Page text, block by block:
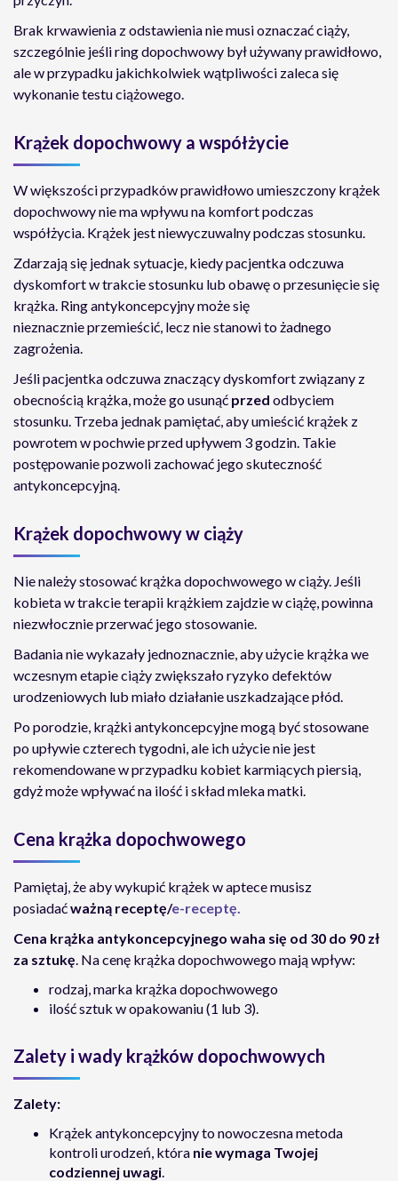
Brak krwawienia z odstawienia nie musi oznaczać ciąży,
szczególnie jeśli ring dopochwowy był używany prawidłowo,
ale w przypadku jakichkolwiek wątpliwości zaleca się
wykonanie testu ciążowego.
Krążek dopochwowy a współżycie
W większości przypadków prawidłowo umieszczony krążek
dopochwowy nie ma wpływu na komfort podczas
współżycia. Krążek jest niewyczuwalny podczas stosunku.
Zdarzają się jednak sytuacje, kiedy pacjentka odczuwa
dyskomfort w trakcie stosunku lub obawę o przesunięcie się
krążka. Ring antykoncepcyjny może się
nieznacznie przemieścić, lecz nie stanowi to żadnego
zagrożenia.
Jeśli pacjentka odczuwa znaczący dyskomfort związany z
obecnością krążka, może go usunąć przed odbyciem
stosunku. Trzeba jednak pamiętać, aby umieścić krążek z
powrotem w pochwie przed upływem 3 godzin. Takie
postępowanie pozwoli zachować jego skuteczność
antykoncepcyjną.
Krążek dopochwowy w ciąży
Nie należy stosować krążka dopochwowego w ciąży. Jeśli
kobieta w trakcie terapii krążkiem zajdzie w ciążę, powinna
niezwłocznie przerwać jego stosowanie.
Badania nie wykazały jednoznacznie, aby użycie krążka we
wczesnym etapie ciąży zwiększało ryzyko defektów
urodzeniowych lub miało działanie uszkadzające płód.
Po porodzie, krążki antykoncepcyjne mogą być stosowane
po upływie czterech tygodni, ale ich użycie nie jest
rekomendowane w przypadku kobiet karmiących piersią,
gdyż może wpływać na ilość i skład mleka matki.
Cena krążka dopochwowego
Pamiętaj, że aby wykupić krążek w aptece musisz
posiadaćważną receptę/e-receptę.
Cena krążka antykoncepcyjnego waha się od 30 do 90 zł
za sztukę. Na cenę krążka dopochwowego mają wpływ:
rodzaj, marka krążka dopochwowego
ilość sztuk w opakowaniu (1 lub 3).
Zalety i wady krążków dopochwowych
Zalety:
Krążek antykoncepcyjny to nowoczesna metoda
kontroli urodzeń, która nie wymaga Twojej
codziennej uwagi.